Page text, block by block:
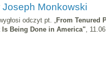
Joseph Monkowski
odczyt pt.
From Tenured
Is Being Done in America",